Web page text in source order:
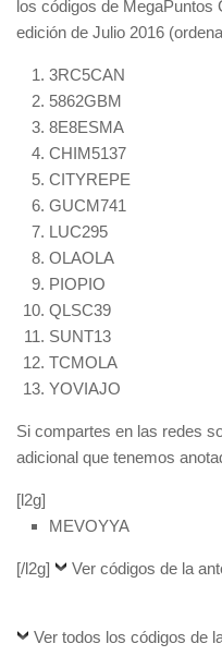
los códigos de MegaPuntos
edición de Julio 2016
3RC5CAN
5862GBM
8E8ESMA
CHIM5137
CITYREPE
GUCM741
LUC295
OLAOLA
PIOPIO
QLSC39
SUNT13
TCMOLA
YOVIAJO
Si compartes en las redes
adicional que tenemos
[l2g]
MEVOYYA
[/l2g] Ver códigos de la
Ver todos los códigos de